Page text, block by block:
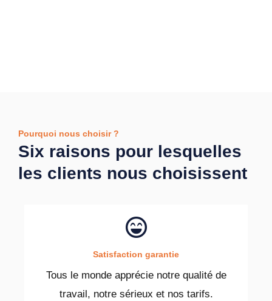
Pourquoi nous choisir ?
Six raisons pour lesquelles
les clients nous choisissent
Satisfaction garantie
Tous le monde apprécie notre qualité de
travail, notre sérieux et nos tarifs.